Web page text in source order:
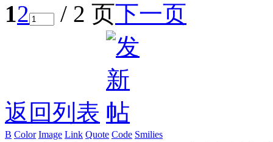
12 / 2 页下一页
返回列表
B Color Image Link Quote Code Smilies